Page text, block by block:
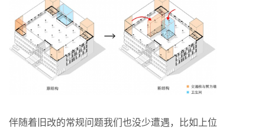
伴随着旧改的常规问题我们也没少遭遇，比如上位